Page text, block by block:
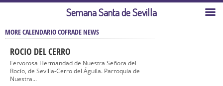
MORE CALENDARIO COFRADE NEWS
ROCIO DEL CERRO
Fervorosa Hermandad de Nuestra Señora del
Rocío, de Sevilla-Cerro del Águila. Parroquia de
Nuestra...
Semana Santa de Sevilla